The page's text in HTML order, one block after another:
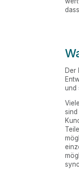
Der
und